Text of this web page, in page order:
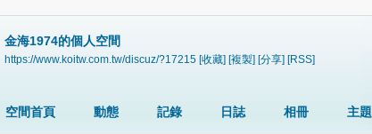
金海1974的個人空間
https://www.koitw.com.tw/discuz/?17215 [收藏] [複製] [分享] [RSS]
空間首頁 動態 記錄 日誌 相冊 主題